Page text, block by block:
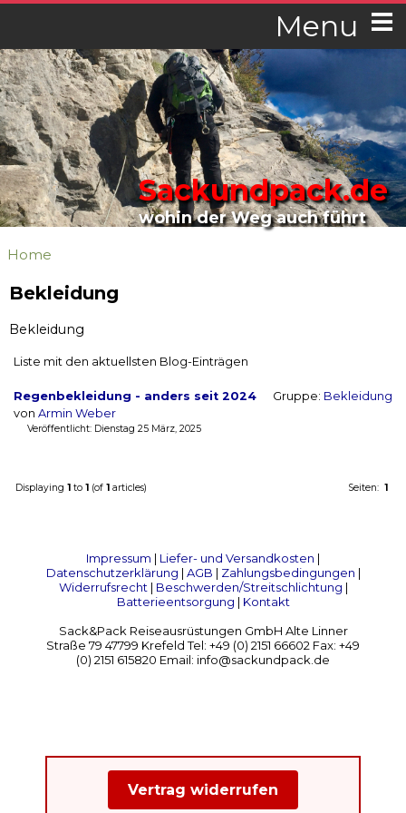
Menu
Sackundpack.de
wohin der Weg auch führt
Home
Bekleidung
Bekleidung
Liste mit den aktuellsten Blog-Einträgen
Regenbekleidung - anders seit 2024
von Armin Weber
Gruppe: Bekleidung
Veröffentlicht: Dienstag 25 März, 2025
Displaying 1 to 1 (of 1 articles) Seiten: 1
Impressum | Liefer- und Versandkosten |
Datenschutzerklärung | AGB | Zahlungsbedingungen |
Widerrufsrecht| Beschwerden/Streitschlichtung |
Batterieentsorgung | Kontakt
Sack&Pack Reiseausrüstungen GmbH Alte Linner
Straße 79 47799 Krefeld Tel: +49 (0) 2151 66602 Fax: +49
(0) 2151 615820 Email: info@sackundpack.de
Vertrag widerrufen